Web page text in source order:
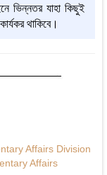
যাহা কিছুই
থাকিবে।
Affairs Division
Affairs